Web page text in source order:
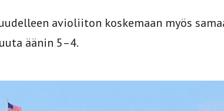
avioliiton koskemaan myös
äänin 5–4.